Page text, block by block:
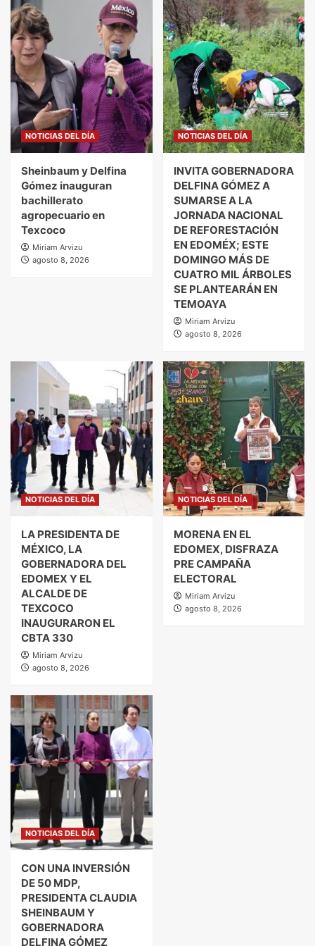
NOTICIAS DEL DÍA
Sheinbaum y Delfina
Gómez inauguran
bachillerato
agropecuario en
Texcoco
Miriam Arvizu
agosto 8, 2026
NOTICIAS DEL DÍA
INVITA GOBERNADORA
DELFINA GÓMEZ A
SUMARSE A LA
JORNADA NACIONAL
DE REFORESTACIÓN
EN EDOMÉX; ESTE
DOMINGO MÁS DE
CUATRO MIL ÁRBOLES
SE PLANTEARÁN EN
TEMOAYA
Miriam Arvizu
agosto 8, 2026
NOTICIAS DEL DÍA
LA PRESIDENTA DE
MÉXICO, LA
GOBERNADORA DEL
EDOMEX Y EL
ALCALDE DE
TEXCOCO
INAUGURARON EL
CBTA 330
Miriam Arvizu
agosto 8, 2026
NOTICIAS DEL DÍA
MORENA EN EL
EDOMEX, DISFRAZA
PRE CAMPAÑA
ELECTORAL
Miriam Arvizu
agosto 8, 2026
NOTICIAS DEL DÍA
CON UNA INVERSIÓN
DE 50 MDP,
PRESIDENTA CLAUDIA
SHEINBAUM Y
GOBERNADORA
DELFINA GÓMEZ